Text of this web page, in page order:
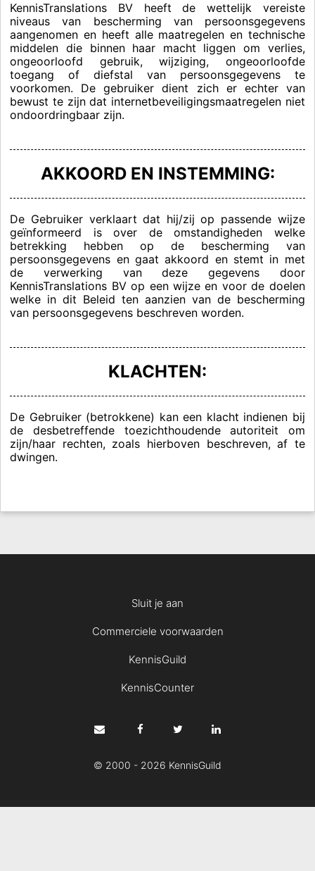
KennisTranslations BV heeft de wettelijk vereiste
niveaus van bescherming van persoonsgegevens
aangenomen en heeft alle maatregelen en technische
middelen die binnen haar macht liggen om verlies,
ongeoorloofd gebruik, wijziging, ongeoorloofde
toegang of diefstal van persoonsgegevens te
voorkomen. De gebruiker dient zich er echter van
bewust te zijn dat internetbeveiligingsmaatregelen niet
ondoordringbaar zijn.
AKKOORD EN INSTEMMING:
De Gebruiker verklaart dat hij/zij op passende wijze
geïnformeerd is over de omstandigheden welke
betrekking hebben op de bescherming van
persoonsgegevens en gaat akkoord en stemt in met
de verwerking van deze gegevens door
KennisTranslations BV op een wijze en voor de doelen
welke in dit Beleid ten aanzien van de bescherming
van persoonsgegevens beschreven worden.
KLACHTEN:
De Gebruiker (betrokkene) kan een klacht indienen bij
de desbetreffende toezichthoudende autoriteit om
zijn/haar rechten, zoals hierboven beschreven, af te
dwingen.
Sluit je aan
Commerciele voorwaarden
KennisGuild
KennisCounter
© 2000 - 2026 KennisGuild